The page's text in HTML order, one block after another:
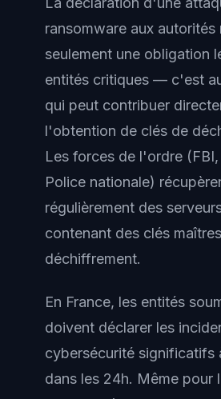
ransomware aux
seulement une obligation
entités critiques — c'est
qui peut contribuer
l'obtention de clés de
Les forces de l'ordre
Police nationale)
régulièrement des
contenant des clés
déchiffrement.
En France, les entités
doivent déclarer les
cybersécurité significatifs
dans les 24h. Même pour